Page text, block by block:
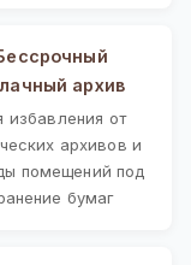
архив
избавления от
архивов и
помещений под
бумаг